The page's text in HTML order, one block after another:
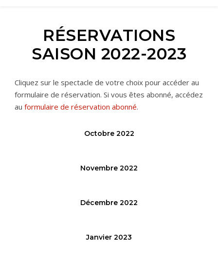
RÉSERVATIONS
SAISON 2022-2023
Cliquez sur le spectacle de votre choix pour accéder au
formulaire de réservation. Si vous êtes abonné, accédez
au formulaire de réservation abonné.
Octobre 2022
Novembre 2022
Décembre 2022
Janvier 2023